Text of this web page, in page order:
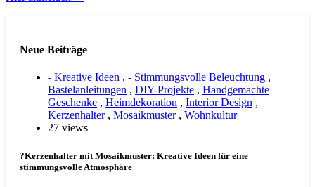
Neue Beiträge
- Kreative Ideen , - Stimmungsvolle Beleuchtung ,
Bastelanleitungen , DIY-Projekte , Handgemachte
Geschenke , Heimdekoration , Interior Design ,
Kerzenhalter, Mosaikmuster, Wohnkultur
27 views
?Kerzenhalter mit Mosaikmuster: Kreative Ideen für eine
stimmungsvolle Atmosphäre